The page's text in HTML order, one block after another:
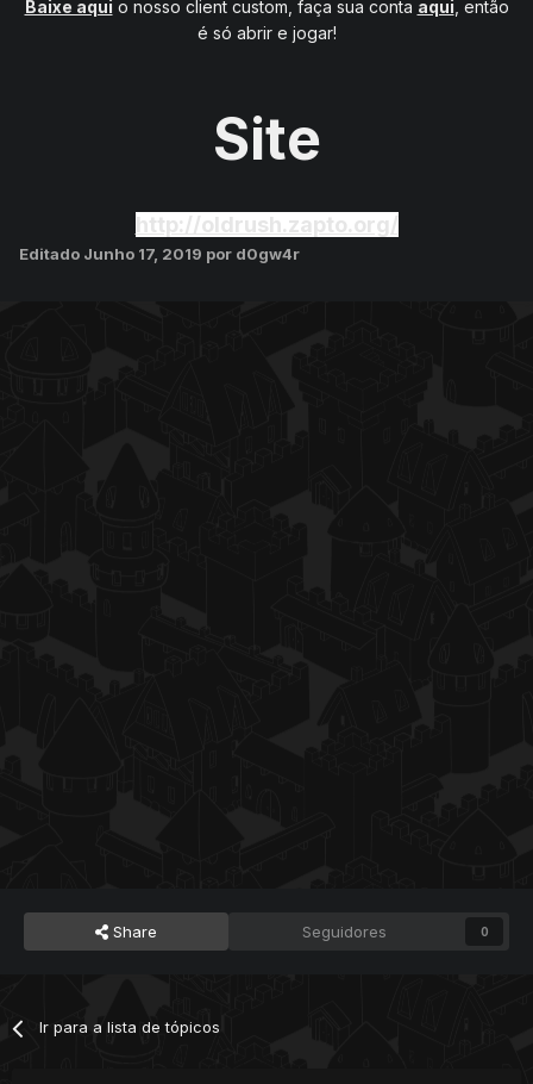
Baixe aqui o nosso client custom, faça sua conta aqui , então
é só abrir e jogar!
Site
http://oldrush.zapto.org/
Editado Junho 17, 2019 por d0gw4r
Share Seguidores 0
Ir para a lista de tópicos